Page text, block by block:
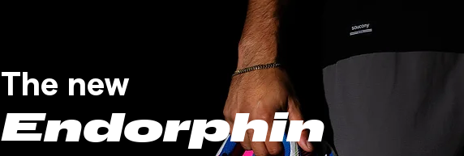
The new
Endorphin